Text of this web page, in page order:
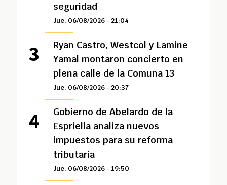
seguridad
Jue, 06/08/2026 - 21:04
Ryan Castro, Westcol y Lamine
Yamal montaron concierto en
plena calle de la Comuna 13
Jue, 06/08/2026 - 20:37
Gobierno de Abelardo de la
Espriella analiza nuevos
impuestos para su reforma
tributaria
Jue, 06/08/2026 - 19:50